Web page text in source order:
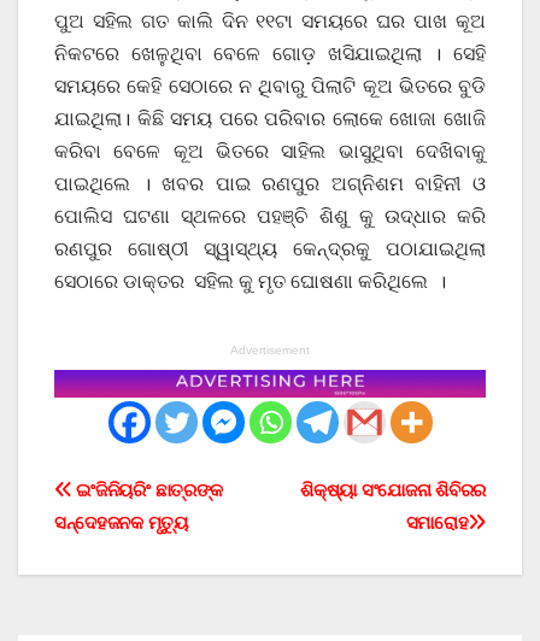
ପୁଅ ସହିଲ ଗତ କାଲି ଦିନ ୧୧ଟା ସମୟରେ ଘର ପାଖ କୂଅ
ନିକଟରେ ଖେଳୁଥିବା ବେଳେ ଗୋଡ଼ ଖସିଯାଇଥିଲା । ସେହି
ସମୟରେ କେହି ସେଠାରେ ନ ଥିବାରୁ ପିଲାଟି କୂଅ ଭିତରେ ବୁଡି
ଯାଇଥିଲା। କିଛି ସମୟ ପରେ ପରିବାର ଲୋକେ ଖୋଜା ଖୋଜି
କରିବା ବେଳେ କୂଅ ଭିତରେ ସାହିଲ ଭାସୁଥିବା ଦେଖିବାକୁ
ପାଇଥିଲେ । ଖବର ପାଇ ରଣପୁର ଅଗ୍ନିଶମ ବାହିନୀ ଓ
ପୋଲିସ ଘଟଣା ସ୍ଥଳରେ ପହଞ୍ଚି ଶିଶୁ କୁ ଉଦ୍ଧାର କରି
ରଣପୁର ଗୋଷ୍ଠୀ ସ୍ୱାସ୍ଥ୍ୟ କେନ୍ଦ୍ରକୁ ପଠାଯାଇଥିଲା
ସେଠାରେ ଡାକ୍ତର ସହିଲ କୁ ମୃତ ଘୋଷଣା କରିଥିଲେ ।
Advertisement
Post
navigation
ଶିକ୍ଷ୍ୟା ସଂଯୋଜନା ଶିବିରର
ସମାରୋହ
ଇଂଜିନିୟରିଂ ଛାତ୍ରଙ୍କ
ସନ୍ଦେହଜନକ ମୃତ୍ୟୁ